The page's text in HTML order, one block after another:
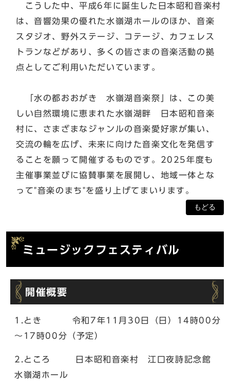
こうした中、平成6年に誕生した日本昭和音楽村
は、音響効果の優れた水嶺湖ホールのほか、音楽
スタジオ、野外ステージ、コテージ、カフェレス
トランなどがあり、多くの皆さまの音楽活動の拠
点としてご利用いただいています。
「水の都おおがき 水嶺湖音楽祭」は、この美
しい自然環境に恵まれた水嶺湖畔 日本昭和音楽
村に、さまざまなジャンルの音楽愛好家が集い、
交流の輪を広げ、未来に向けた音楽文化を発信す
ることを願って開催するものです。2025年度も
主催事業並びに協賛事業を展開し、地域一体とな
って"音楽のまち"を盛り上げてまいります。
もどる
ミュージックフェスティバル
開催概要
1.とき 令和7年11月30日（日）14時00分
～17時00分（予定）
2.ところ 日本昭和音楽村 江口夜詩記念館
水嶺湖ホール